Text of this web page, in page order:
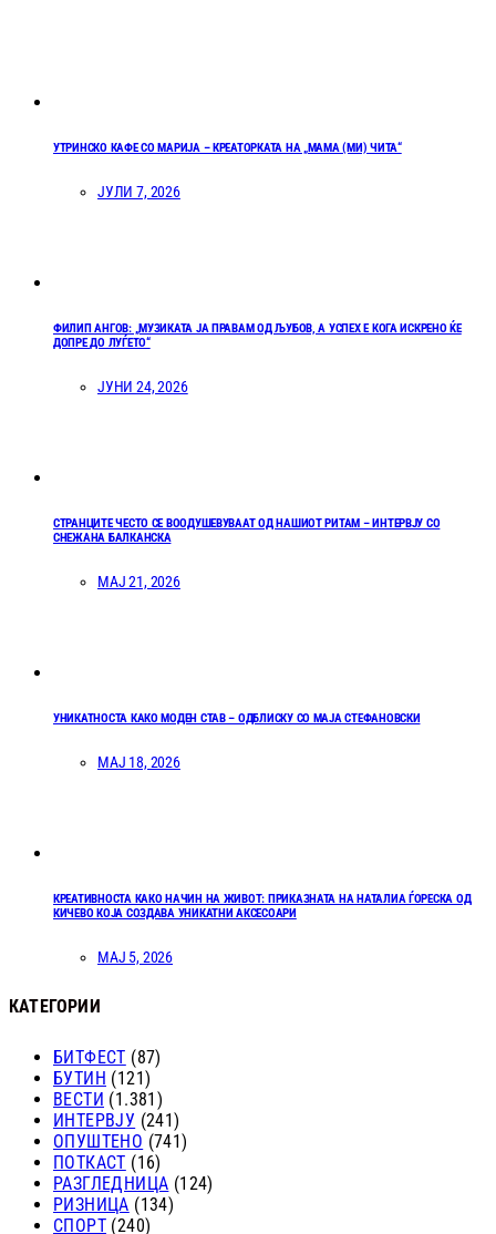
УТРИНСКО КАФЕ СО МАРИЈА – КРЕАТОРКАТА НА „МАМА (МИ) ЧИТА“
ЈУЛИ 7, 2026
ФИЛИП АНГОВ: „МУЗИКАТА ЈА ПРАВАМ ОД ЉУБОВ, А УСПЕХ Е КОГА ИСКРЕНО ЌЕ
ДОПРЕ ДО ЛУЃЕТО“
ЈУНИ 24, 2026
СТРАНЦИТЕ ЧЕСТО СЕ ВООДУШЕВУВААТ ОД НАШИОТ РИТАМ – ИНТЕРВЈУ СО
СНЕЖАНА БАЛКАНСКА
МАЈ 21, 2026
УНИКАТНОСТА КАКО МОДЕН СТАВ – ОДБЛИСКУ СО МАЈА СТЕФАНОВСКИ
МАЈ 18, 2026
КРЕАТИВНОСТА КАКО НАЧИН НА ЖИВОТ: ПРИКАЗНАТА НА НАТАЛИА ЃОРЕСКА ОД
КИЧЕВО КОЈА СОЗДАВА УНИКАТНИ АКСЕСОАРИ
МАЈ 5, 2026
КАТЕГОРИИ
БИТФЕСТ (87)
БУТИН (121)
ВЕСТИ (1.381)
ИНТЕРВЈУ (241)
ОПУШТЕНО (741)
ПОТКАСТ (16)
РАЗГЛЕДНИЦА (124)
РИЗНИЦА (134)
СПОРТ (240)